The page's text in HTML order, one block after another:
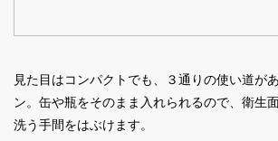
見た目はコンパクトでも、３通りの使い道が
ン。缶や瓶をそのまま入れられるので、衛生
洗う手間をはぶけます。